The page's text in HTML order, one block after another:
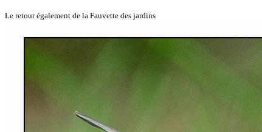
Le retour également de la Fauvette des jardins